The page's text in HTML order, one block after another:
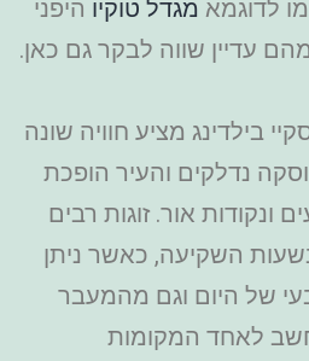
לדוגמא מגדל טוקיו היפני
עדיין שווה לבקר גם כאן.
בילדינג מציע חוויה שונה
נדלקים והעיר הופכת
אור. זוגות רבים
השקיעה, כאשר ניתן
של היום וגם מהמעבר
לאחד המקומות